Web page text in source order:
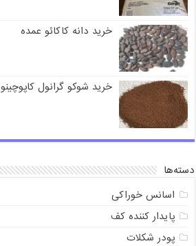
خرید دانه کاکائو عمده
خرید شوکو گرانول کاپوچینو
دسته‌ها
اسانس خوراکی
پایدار کننده کف
پودر شکلات